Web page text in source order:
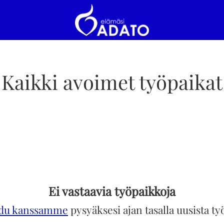
Kaikki avoimet työpaikat
Ei vastaavia työpaikkoja
kanssamme pysyäksesi ajan tasalla uusista